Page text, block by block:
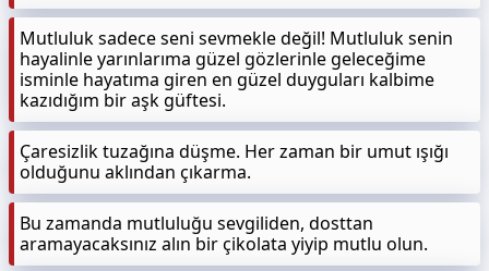
Mutluluk sadece seni sevmekle değil! Mutluluk senin
hayalinle yarınlarıma güzel gözlerinle geleceğime
isminle hayatıma giren en güzel duyguları kalbime
kazıdığım bir aşk güftesi.
Çaresizlik tuzağına düşme. Her zaman bir umut ışığı
olduğunu aklından çıkarma.
Bu zamanda mutluluğu sevgiliden, dosttan
aramayacaksınız alın bir çikolata yiyip mutlu olun.